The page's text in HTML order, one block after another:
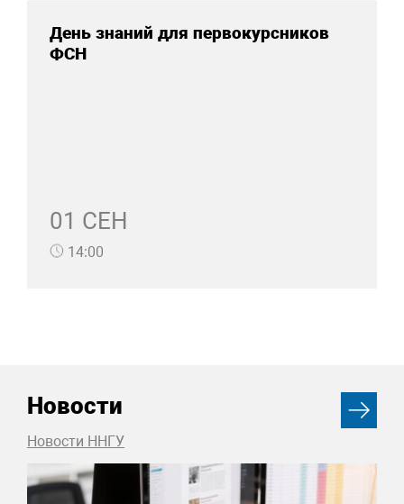
День знаний для первокурсников
ФСН
01 СЕН
14:00
Новости
Новости ННГУ